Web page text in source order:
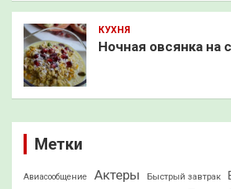
КУХНЯ
Ночная овсянка на
Метки
Авиасообщение Актеры Быстрый завтрак